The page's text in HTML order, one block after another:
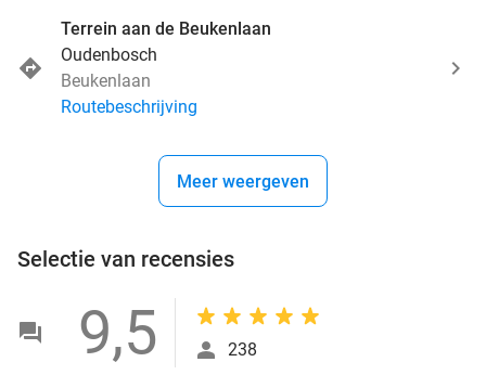
Terrein aan de Beukenlaan
Oudenbosch
Beukenlaan
Routebeschrijving
Meer weergeven
Selectie van recensies
9,5 238